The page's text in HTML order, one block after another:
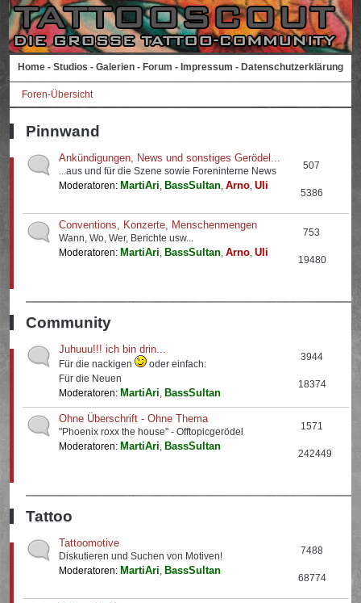
Home - Studios - Galerien - Forum - Impressum - Datenschutzerklärung
Foren-Übersicht
Pinnwand
Ankündigungen, News und sonstiges Gerödel...
...aus und für die Szene sowie Foreninterne News
Moderatoren: MartiAri, BassSultan,Arno,Uli
507
5386
Conventions, Konzerte, Menschenmengen
Wann, Wo, Wer, Berichte usw...
Moderatoren: MartiAri, BassSultan,Arno,Uli
753
19480
Community
Juhuuu!!! ich bin drin...
Für die nackigen
oder einfach:
Für die Neuen
Moderatoren: MartiAri, BassSultan
3944
18374
Ohne Überschrift - Ohne Thema
"Phoenix roxx the house" - Offtopicgerödel
Moderatoren: MartiAri, BassSultan
1571
242449
Tattoo
Tattoomotive
Diskutieren und Suchen von Motiven!
Moderatoren: MartiAri, BassSultan
7488
68774